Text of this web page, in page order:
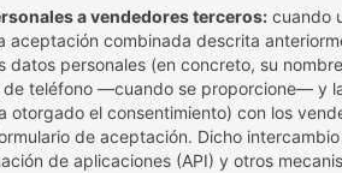
a vendedores terceros:cuando
aceptación combinada descrita
datos personales (en concreto, su
de teléfono —cuando se proporcione— y
otorgado el consentimiento) con los
de aceptación. Dicho
de aplicaciones (API) y otros